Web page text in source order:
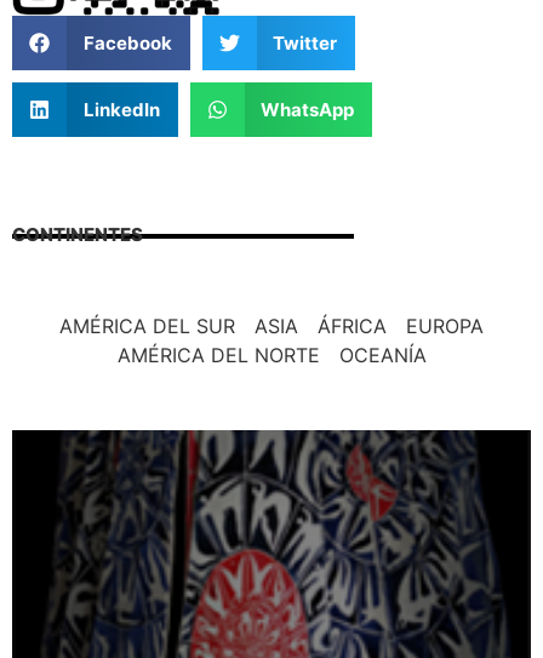
Facebook Twitter
LinkedIn WhatsApp
CONTINENTES
AMÉRICA DEL SUR ASIA ÁFRICA
EUROPA
AMÉRICA DEL NORTE
OCEANÍA